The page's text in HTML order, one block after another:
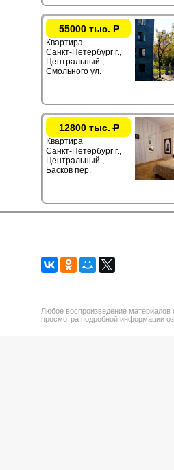
55000 тыс.Р
Квартира
Санкт-Петербург г.,
Центральный ,
Смольного ул.
12800 тыс.Р
Квартира
Санкт-Петербург г.,
Центральный ,
Басков пер.
Любое воспроизведение
просмотра подробной информации